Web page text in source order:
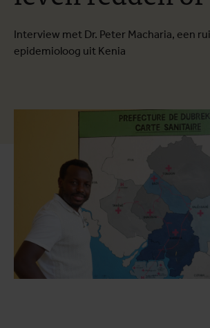
Interview met Dr. Peter Macharia, een
epidemioloog uit Kenia